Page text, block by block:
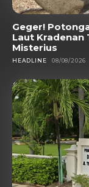
Geger!
Laut Kradenan
Misterius
HEADLINE 08/08/2026